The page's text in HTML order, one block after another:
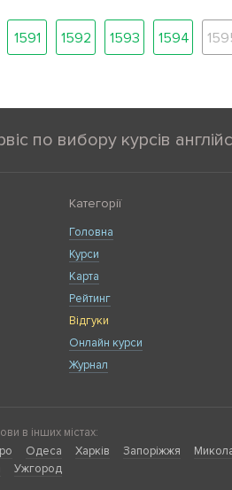
1591 1592 1593 1594
по вибору курсів
Категорії
Головна
Курси
Карта
Рейтинг
Відгуки
Онлайн курси
Журнал
в інших містах:
Одеса Харків Запоріжжя
Ужгород